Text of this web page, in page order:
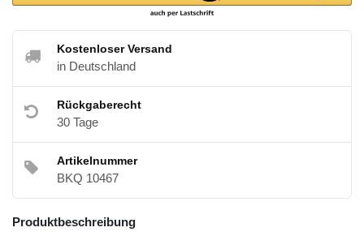
Kostenloser Versand
in Deutschland
Rückgaberecht
30 Tage
Artikelnummer
BKQ 10467
Produktbeschreibung